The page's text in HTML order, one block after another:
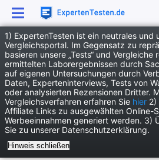
1) ExpertenTesten ist ein neutrales und
Vergleichsportal. Im Gegensatz zu
basieren unsere „Tests“ und
ermittelten Laborergebnissen durch
auf eigenen Untersuchungen durch
Daten, Experteninterviews, Tests von
oder analysierten Rezensionen Dritter.
Vergleichsverfahren erfahren Sie hier 2)
Affiliate Links zu ausgewählten Online-
Werbeeinnahmen generiert werden. 3)
Sie zu unserer Datenschutzerklärung.
Hinweis schließen
News
Reisenews
Deutschlands Regionen: Fakten zum Tourismus in